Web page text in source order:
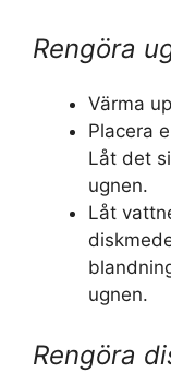
Rengöra
Värma
Placera
Låt det
ugnen.
Låt
ugnen.
Rengöra